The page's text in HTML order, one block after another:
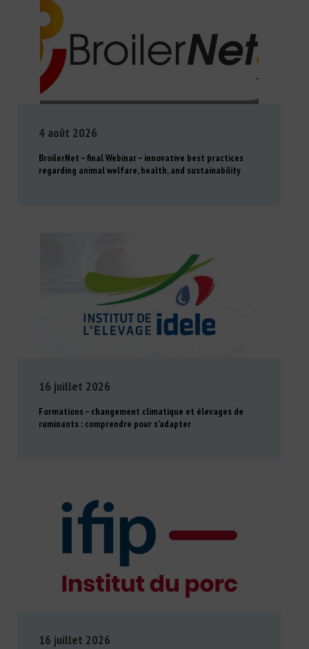
4 août 2026
BroilerNet – final Webinar – innovative best practices
regarding animal welfare, health, and sustainability
16 juillet 2026
Formations – changement climatique et élevages de
ruminants : comprendre pour s’adapter
16 juillet 2026